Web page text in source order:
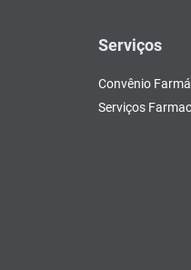
Serviços
Convênio
Serviços